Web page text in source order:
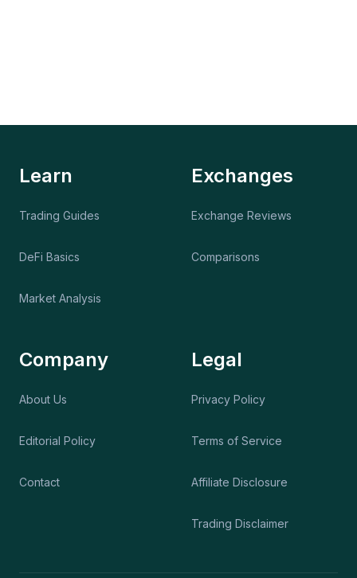
Learn
Trading Guides
DeFi Basics
Market Analysis
Exchanges
Exchange Reviews
Comparisons
Company
About Us
Editorial Policy
Contact
Legal
Privacy Policy
Terms of Service
Affiliate Disclosure
Trading Disclaimer